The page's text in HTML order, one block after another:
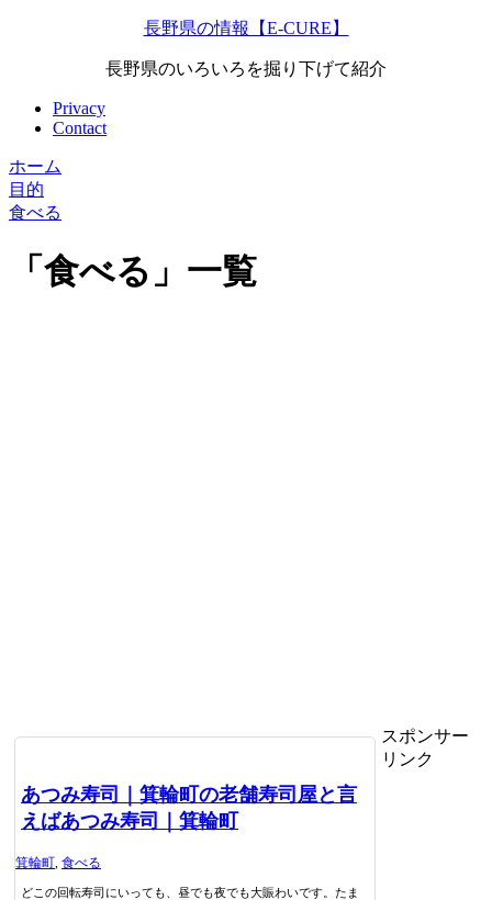
長野県の情報【E-CURE】
長野県のいろいろを掘り下げて紹介
Privacy
Contact
ホーム
目的
食べる
「 食べる 」 一覧
あつみ寿司｜箕輪町の老舗寿司屋と言
えばあつみ寿司｜箕輪町
箕輪町 食べる
どこの回転寿司にいっても、昼でも夜でも大賑わいです。たま
スポンサー
リンク